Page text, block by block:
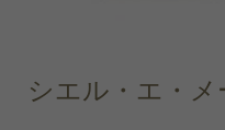
シエル・エ・メ